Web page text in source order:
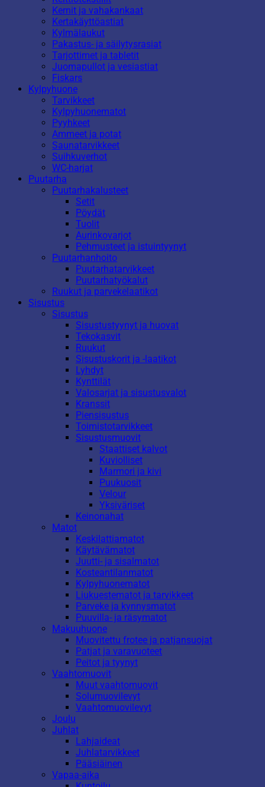
Kernit ja vahakankaat
Kertakäyttöastiat
Kylmälaukut
Pakastus- ja säilytysrasiat
Tarjottimet ja tabletit
Juomapullot ja vesiastiat
Fiskars
Kylpyhuone
Tarvikkeet
Kylpyhuonematot
Pyyhkeet
Ammeet ja potat
Saunatarvikkeet
Suihkuverhot
WC-harjat
Puutarha
Puutarhakalusteet
Setit
Pöydät
Tuolit
Aurinkovarjot
Pehmusteet ja istuintyynyt
Puutarhanhoito
Puutarhatarvikkeet
Puutarhatyökalut
Ruukut ja parvekelaatikot
Sisustus
Sisustus
Sisustustyynyt ja huovat
Tekokasvit
Ruukut
Sisustuskorit ja -laatikot
Lyhdyt
Kynttilät
Valosarjat ja sisustusvalot
Kranssit
Piensisustus
Toimistotarvikkeet
Sisustusmuovit
Staattiset kalvot
Kuviolliset
Marmori ja kivi
Puukuosit
Velour
Yksiväriset
Keinonahat
Matot
Keskilattiamatot
Käytävämatot
Juutti- ja sisalmatot
Kosteantilanmatot
Kylpyhuonematot
Liukuestematot ja tarvikkeet
Parveke ja kynnysmatot
Puuvilla- ja räsymatot
Makuuhuone
Muovitettu frotee ja patjansuojat
Patjat ja varavuoteet
Peitot ja tyynyt
Vaahtomuovit
Muut vaahtomuovit
Solumuovilevyt
Vaahtomuovilevyt
Joulu
Juhlat
Lahjaideat
Juhlatarvikkeet
Pääsiäinen
Vapaa-aika